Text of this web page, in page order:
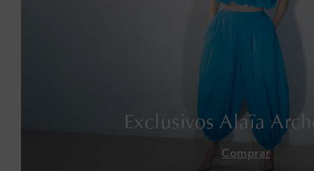
Exclusivos Alaïa
Comprar